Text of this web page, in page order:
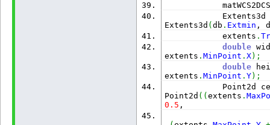
Extents3d
Extents3d (db . Extmin ,
extents .
double
extents .MinPoint .X) ;
double
extents .MinPoint .Y) ;
Point2d
Point2d ( (extents .
0.5 ,